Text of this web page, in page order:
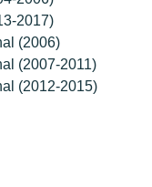
2017)
(2006)
(2007-2011)
(2012-2015)